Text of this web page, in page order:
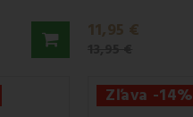
11,95 €
Zľava -14%